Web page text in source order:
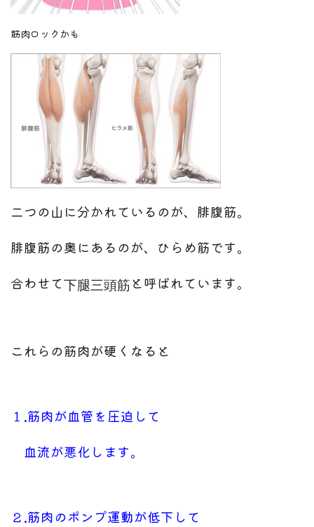
筋肉ロックかも
二つの山に分かれているのが、腓腹筋。
腓腹筋の奥にあるのが、ひらめ筋です。
合わせて下腿三頭筋と呼ばれています。
これらの筋肉が硬くなると
１.筋肉が血管を圧迫して
血流が悪化します。
２.筋肉のポンプ運動が低下して